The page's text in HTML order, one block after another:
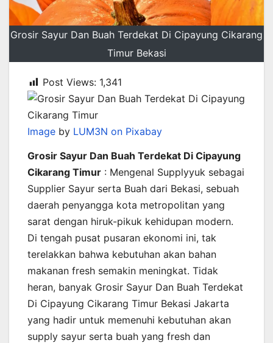
Grosir Sayur Dan Buah Terdekat Di Cipayung Cikarang
Timur Bekasi
Post Views: 1,341
Image by LUM3N on Pixabay
Grosir Sayur Dan Buah Terdekat Di Cipayung
Cikarang Timur : Mengenal Supplyyuk sebagai
Supplier Sayur serta Buah dari Bekasi, sebuah
daerah penyangga kota metropolitan yang
sarat dengan hiruk-pikuk kehidupan modern.
Di tengah pusat pusaran ekonomi ini, tak
terelakkan bahwa kebutuhan akan bahan
makanan fresh semakin meningkat. Tidak
heran, banyak Grosir Sayur Dan Buah Terdekat
Di Cipayung Cikarang Timur Bekasi Jakarta
yang hadir untuk memenuhi kebutuhan akan
supply sayur serta buah yang fresh dan